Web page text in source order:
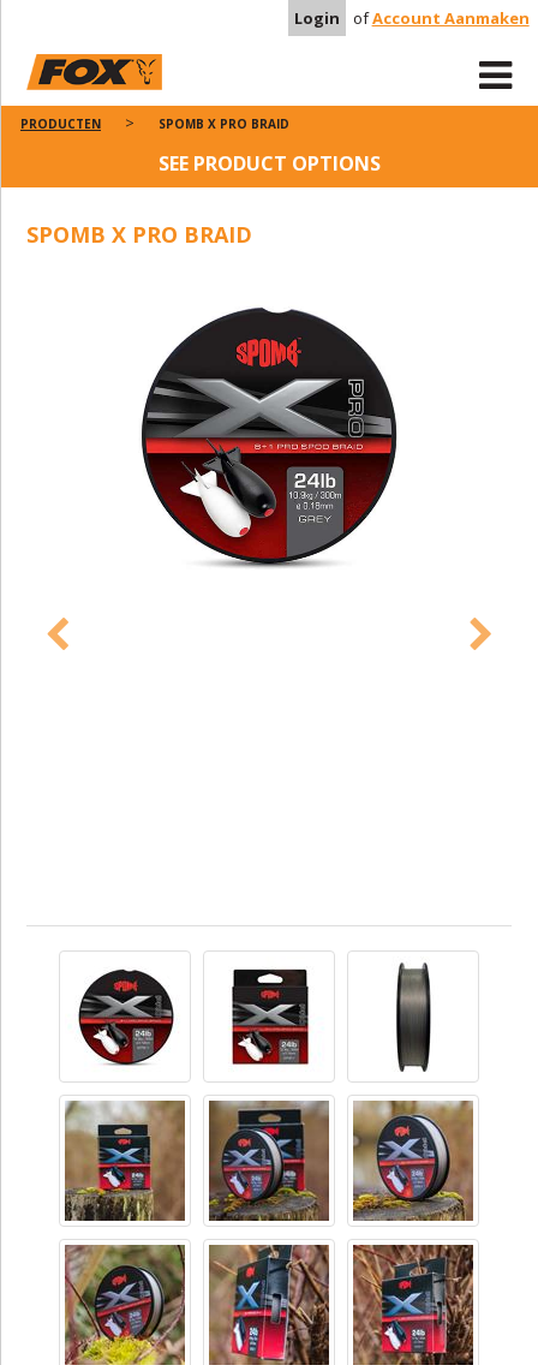
Login ofAccount Aanmaken
PRODUCTEN SPOMB X PRO BRAID
SEE PRODUCT OPTIONS
SPOMB X PRO BRAID